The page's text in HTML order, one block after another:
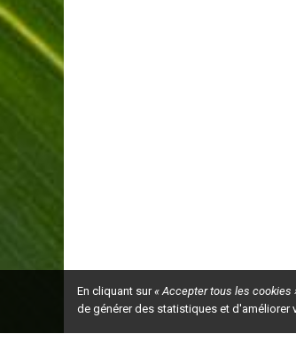
En cliquant sur« Accepter tous les cookies
de générer des statistiques et d'améliorer